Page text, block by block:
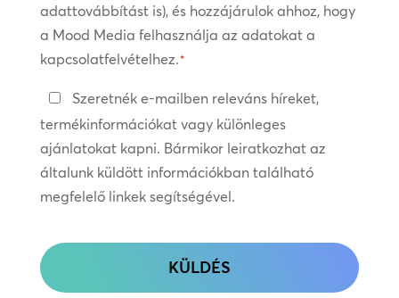
adattovábbítást is), és hozzájárulok ahhoz, hogy
a Mood Media felhasználja az adatokat a
kapcsolatfelvételhez.*
Tartsa
a
kapcsolatot
Szeretnék e-mailben releváns híreket,
termékinformációkat vagy különleges
ajánlatokat kapni. Bármikor leiratkozhat az
általunk küldött információkban található
megfelelő linkek segítségével.